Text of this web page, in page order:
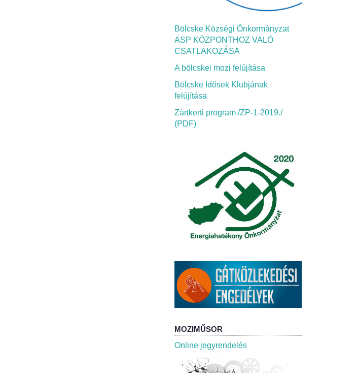
Bölcske Községi Önkormányzat
ASP KÖZPONTHOZ VALÓ
CSATLAKOZÁSA
A bölcskei mozi felújítása
Bölcske Idősek Klubjának
felújítása
Zártkerti program /ZP-1-2019./
(PDF)
MOZIMŰSOR
Online jegyrendelés